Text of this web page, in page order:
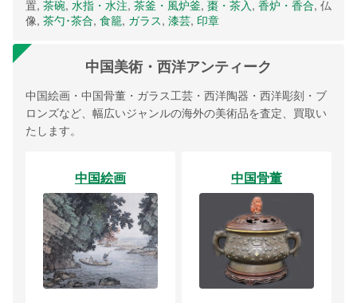
置, 茶碗, 水指・水注, 茶釜・風炉釜, 棗・茶入, 香炉・香合, 仏
像, 茶勺･茶合, 食籠, ガラス, 漆芸, 印章
中国美術・西洋アンティーク
中国絵画・中国骨董・ガラス工芸・西洋陶器・西洋彫刻・ブ
ロンズなど、幅広いジャンルの海外の美術品を査定、買取い
たします。
中国絵画 中国骨董